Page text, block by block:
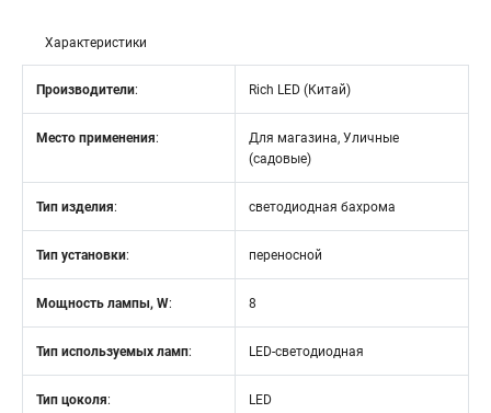
Характеристики
Производители: Rich LED (Китай)
Место применения:
Для магазина, Уличные
(садовые)
Тип изделия: светодиодная бахрома
Тип установки: переносной
Мощность лампы, W: 8
Тип используемых ламп: LED-светодиодная
Тип цоколя: LED